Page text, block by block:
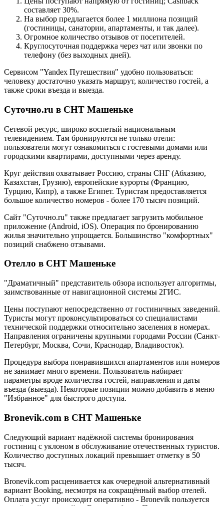
составляет 30%.
На выбор предлагается более 1 миллиона позиций
(гостиницы, санатории, апартаменты, и так далее).
Огромное количество отзывов от посетителей.
Круглосуточная поддержка через чат или звонки по
телефону (без выходных дней).
Сервисом "Yandex Путешествия" удобно пользоваться:
человеку достаточно указать маршрут, количество гостей, а
также сроки въезда и выезда.
Суточно.ru в СНТ Машеньке
Сетевой ресурс, широко воспетый национальным
телевидением. Там бронируются не только отели:
пользователи могут ознакомиться с гостевыми домами или
городскими квартирами, доступными через аренду.
Круг действия охватывает Россию, страны СНГ (Абхазию,
Казахстан, Грузию), европейские курорты (Францию,
Турцию, Кипр), а также Египет. Туристам предоставляется
большое количество номеров - более 170 тысяч позиций.
Сайт "Суточно.ru" также предлагает загрузить мобильное
приложение (Android, iOS). Операция по бронированию
жилья значительно упрощается. Большинство "комфортных"
позиций снабжено отзывами.
Отелло в СНТ Машеньке
"Драматичный" представитель обзора использует алгоритмы,
заимствованные от навигационной системы 2ГИС.
Цены поступают непосредственно от гостиничных заведений.
Туристы могут проконсультироваться со специалистами
технической поддержки относительно заселения в номерах.
Направления ограничены крупными городами России (Санкт-
Петербург, Москва, Сочи, Краснодар, Владивосток).
Процедура выбора понравившихся апартаментов или номеров
не занимает много времени. Пользователь набирает
параметры вроде количества гостей, направления и даты
въезда (выезда). Некоторые позиции можно добавить в меню
"Избранное" для быстрого доступа.
Bronevik.com в СНТ Машеньке
Следующий вариант надёжной системы бронирования
гостиниц с уклоном в обслуживание отечественных туристов.
Количество доступных локаций превышает отметку в 50
тысяч.
Bronevik.com расценивается как очередной альтернативный
вариант Booking, несмотря на сокращённый выбор отелей.
Оплата услуг происходит оперативно - Bronevik пользуется